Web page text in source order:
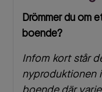
Drömmer du
boende?
Infom kort står
nyproduktionen